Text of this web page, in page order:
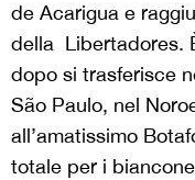
de Acarigua e
della Libertadores.
dopo si trasferisce
São Paulo, nel
all’amatissimo
totale per i